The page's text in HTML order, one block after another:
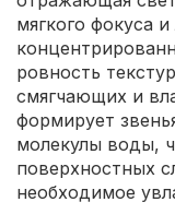
мягкого фокуса
ровность
смягчающих и
формирует
молекулы воды,
поверхностных
необходимое